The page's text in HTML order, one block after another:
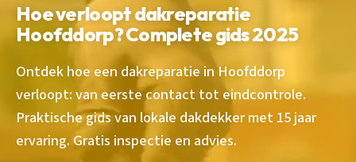
Hoe verloopt dakreparatie
Hoofddorp? Complete gids 2025
Ontdek hoe een dakreparatie in Hoofddorp
verloopt: van eerste contact tot eindcontrole.
Praktische gids van lokale dakdekker met 15 jaar
ervaring. Gratis inspectie en advies.